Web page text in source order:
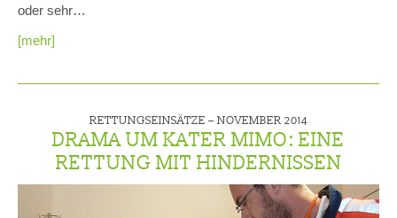
oder sehr…
[mehr]
RETTUNGSEINSÄTZE – NOVEMBER 2014
DRAMA UM KATER MIMO: EINE
RETTUNG MIT HINDERNISSEN